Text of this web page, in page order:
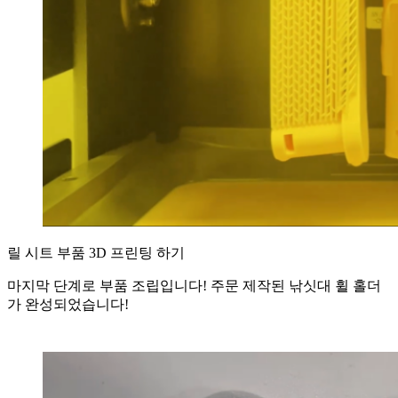
릴 시트 부품 3D 프린팅 하기
마지막 단계로 부품 조립입니다! 주문 제작된 낚싯대 휠 홀더
가 완성되었습니다!